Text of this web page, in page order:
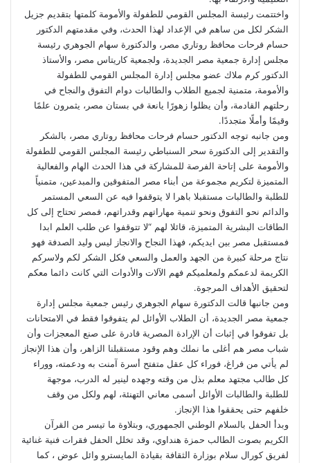
واختتمت رئيسة المجلس القومي للطفولة والأمومة كلمتها بتقديم جزيل
الشكر لكل من ساهم في الإعداد لهذا الحدث، وفي مقدمتهم الدكتور
حسام فرحات محافظ روتاري مصر، والدكتورة سهام الجوهري رئيسة
مجلس إدارة جمعية مصر الجديدة، ولجمعية كاريتاس مصر، والأستاذ
الدكتور كرم ملاك عضو مجلس إدارة المجلس القومي للطفولة
والأمومة، متمنية لجميع الطلاب والطالبات دوام التفوق والنجاح في
رحلتهم القادمة، وأن يظلوا زهورًا يانعة في بستان مصر، يثمرون علمًا
وقيمًا وأملًا متجددًا.
ومن جانبه توجه الدكتور حسام فرحات محافظ روتاري مصر، بالشكر
والتقدير إلى الدكتورة سحر السنباطي رئيسة المجلس القومي للطفولة
والأمومة على إتاحة الفرصة للمشاركة في هذا الحدث الهام والفعالية
المتميزة لتكريم مجموعة من أبناء مصر المتفوقين والمبدعين، متمنياً
للطلبة والطالبات مستقبلا باهرا لا يتوقفوا فيه عن السعي المستمر
والدائم نحو التفوق ونحو تنمية مهاراتهم وقدراتهم، فمصر تحتاج إلى كل
الطاقات البشرية المتميزة، قائلا لهم “لا تتوقفوا عن طلب العلم ابدا
فمستقبل مصر بين ايديكم، فهذا النجاح والانجاز ليس وليد الصدفة فهو
نتاج مرحلة كبيرة من الجهد والعمل والسعي فكل الشكر لكم ولاسركم
الكريمة لدعمكم ولمعلميكم فهم الآلات والأدوات التي كانت دائما معكم
لتحقيق الأهداف المرجوة.
ومن جانبها قالت الدكتورة سهام الجوهري رئيس جمعية مجلس إدارة
جمعية مصر الجديدة، أن الطلاب الأوائل لم يتفوقوا فقط في الامتحانات
بل تفوقوا في إثبات أن الإرادة المصرية قادرة على صنع المعجزات وأن
شباب مصر هم أغلى ما نملك وهم وقود مستقبلنا الزاهر، وأن هذا الإنجاز
لم يأتي من فراغ، فوراء كل عقل متفتح أسرة آمنت به ودعمته، ووراء
كل طالب مجتهد معلم بذل من وقته وجهده لينير له الدرب، موجهة
للطلبة والطالبات الأوائل أسمى معاني التهنئة، لهم ولكل من وقف
خلفهم حتى يحققوا هذا الإنجاز.
وبدأ الحفل بالسلام الوطني الجمهوري، وبتلاوة ما تيسر من القرآن
الكريم بصوت الطالب حمزة هنداوي، وقد تخلل الحفل فقرات فنية غنائية
لفريق كورال سلام بوزارة الثقافة بقيادة المايسترو وائل عوض ، كما